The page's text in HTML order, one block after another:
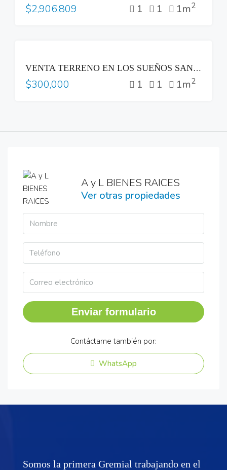
$2,906,809 1 1 1m2
VENTA TERRENO EN LOS SUEÑOS SANTA TECLA
$300,000 1 1 1m2
A y L BIENES RAICES
Ver otras propiedades
Enviar formulario
Contáctame también por:
WhatsApp
Somos la primera Gremial trabajando en el